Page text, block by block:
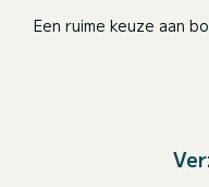
Een ruime keuze aan